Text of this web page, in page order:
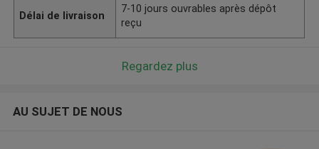
Délai de livraison
7-10 jours ouvrables après dépôt
reçu
Regardez plus
AU SUJET DE NOUS